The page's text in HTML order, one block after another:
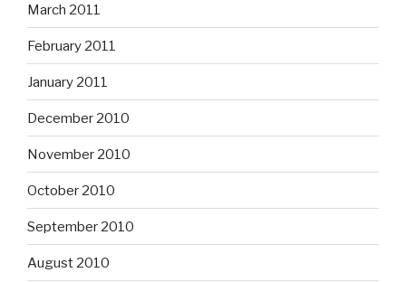
March 2011
February 2011
January 2011
December 2010
November 2010
October 2010
September 2010
August 2010